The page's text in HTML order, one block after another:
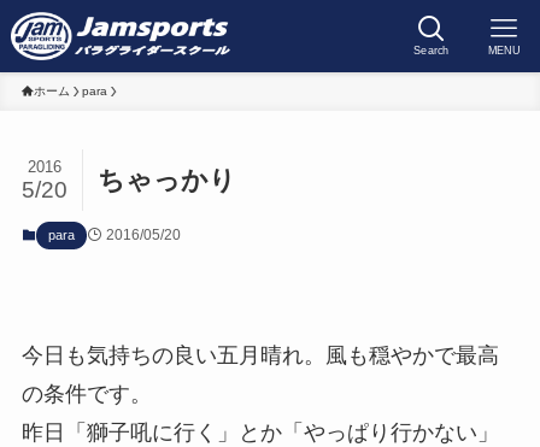
Search MENU
ホーム para
ちゃっかり
2016
5/20
para 2016/05/20
今日も気持ちの良い五月晴れ。風も穏やかで最高
の条件です。
昨日「獅子吼に行く」とか「やっぱり行かない」